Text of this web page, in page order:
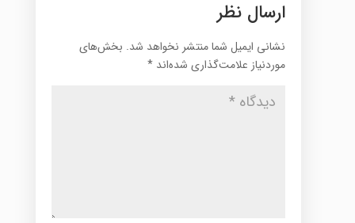
ارسال نظر
نشانی ایمیل شما منتشر نخواهد شد. بخش‌های
موردنیاز علامت‌گذاری شده‌اند *